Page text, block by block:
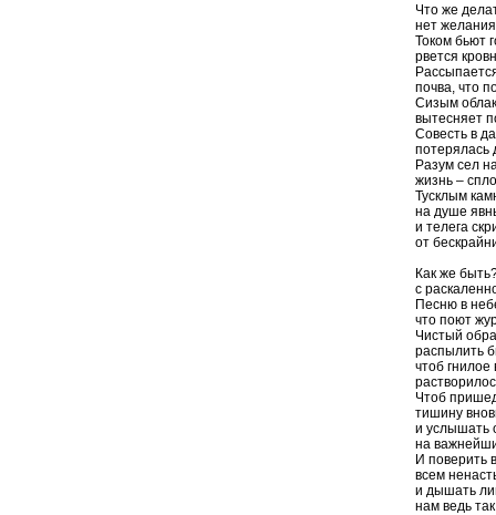
Что же
нет
Током бьют
рвется
почва, что
Сизым
вытесняет
Совесть в
Разум сел
жизнь –
Тусклым
на душе
и телега
от
Как же
с
Песню в
что поют
Чистый
распылить
чтоб гнилое
Чтоб
тишину
и услышать
на
И поверить
всем
и дышать
нам ведь